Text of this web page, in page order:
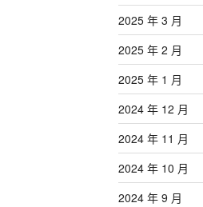
2025 年 3 月
2025 年 2 月
2025 年 1 月
2024 年 12 月
2024 年 11 月
2024 年 10 月
2024 年 9 月